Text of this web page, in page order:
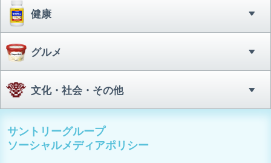
健康
グルメ
文化・社会・その他
サントリーグループ
ソーシャルメディアポリシー